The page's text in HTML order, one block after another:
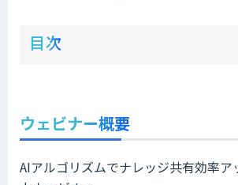
目次
ウェビナー概要
AIアルゴリズムでナレッジ共有効率ア